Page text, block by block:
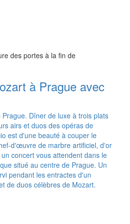
des portes à la fin de
à Prague avec
Dîner de luxe à trois plats
airs et duos des opéras de
est d'une beauté à couper le
d'œuvre de marbre artificiel, d'or
concert vous attendent dans le
situé au centre de Prague. Un
pendant les entractes d'un
de duos célèbres de Mozart.